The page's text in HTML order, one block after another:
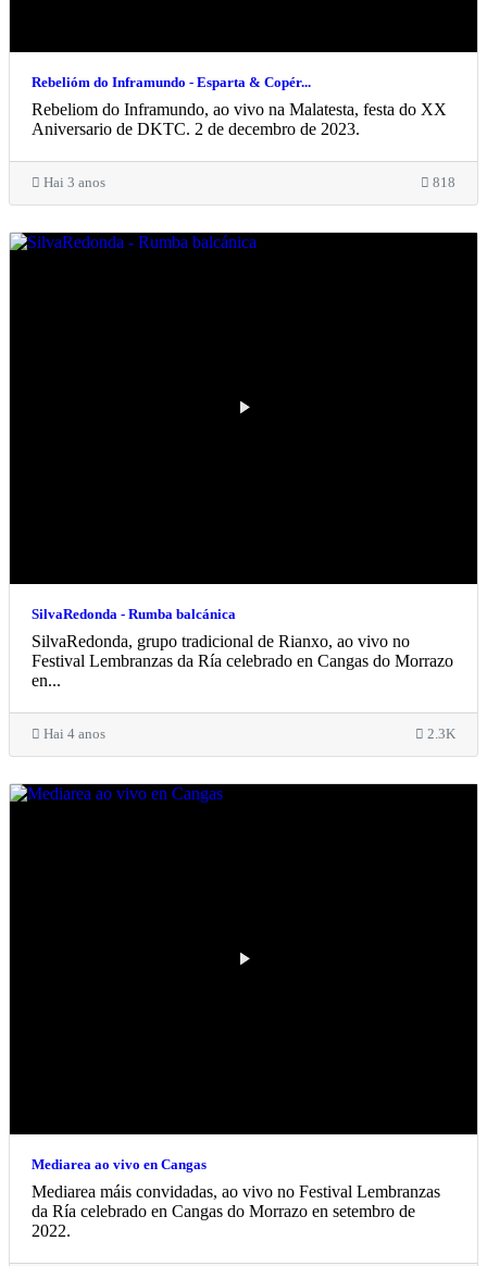
Rebelióm do Inframundo - Esparta & Copér...
Rebeliom do Inframundo, ao vivo na Malatesta, festa do XX
Aniversario de DKTC. 2 de decembro de 2023.
Hai 3 anos 818
SilvaRedonda - Rumba balcánica
SilvaRedonda, grupo tradicional de Rianxo, ao vivo no
Festival Lembranzas da Ría celebrado en Cangas do Morrazo
en...
Hai 4 anos 2.3K
Mediarea ao vivo en Cangas
Mediarea máis convidadas, ao vivo no Festival Lembranzas
da Ría celebrado en Cangas do Morrazo en setembro de
2022.